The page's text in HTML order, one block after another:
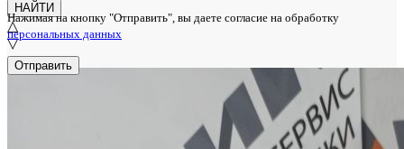
Нажимая на кнопку "Отправить", вы даете согласие на обработку
персональных данных
Отправить
НАЙТИ
△
▽